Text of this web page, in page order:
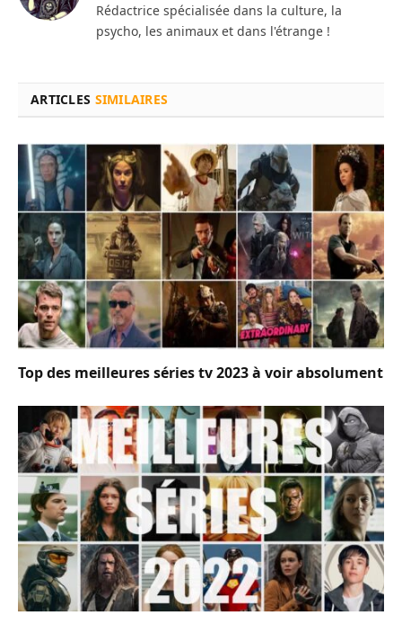
Rédactrice spécialisée dans la culture, la
psycho, les animaux et dans l'étrange !
ARTICLES SIMILAIRES
Top des meilleures séries tv 2023 à voir absolument